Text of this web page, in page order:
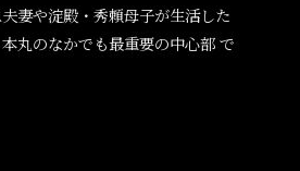
妻や淀殿・秀頼母子が生活した
丸のなかでも最重要の中心部 で